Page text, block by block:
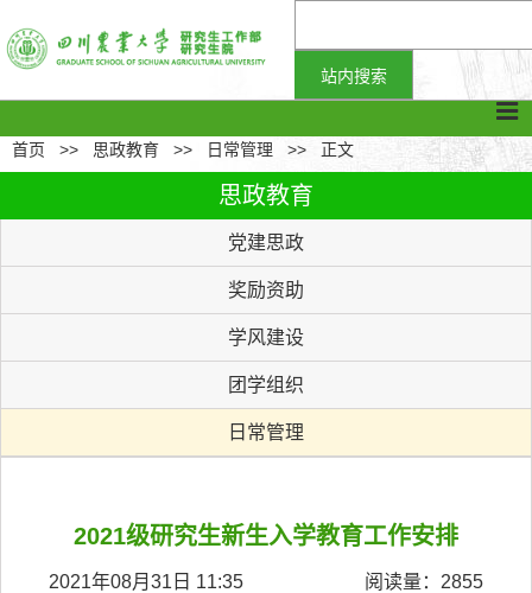
首页 >> 思政教育 >> 日常管理 >> 正文
思政教育
党建思政
奖励资助
学风建设
团学组织
日常管理
2021级研究生新生入学教育工作安排
2021年08月31日 11:35 阅读量： 2855